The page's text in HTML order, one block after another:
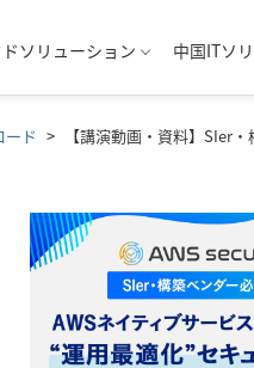
ソリューション 中国ITソ
ード 【講演動画・資料】SIer